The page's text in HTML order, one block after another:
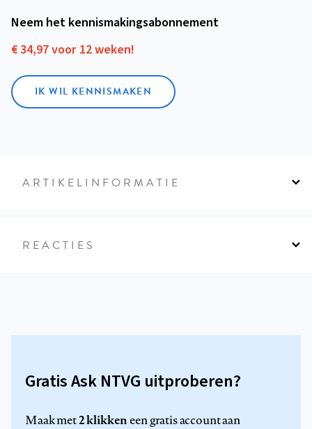
Neem het kennismakings­abonnement
€ 34,97 voor 12 weken!
IK WIL KENNISMAKEN
ARTIKELINFORMATIE
REACTIES
Gratis Ask NTVG uitproberen?
Maak met2 klikkeneen gratis account aan